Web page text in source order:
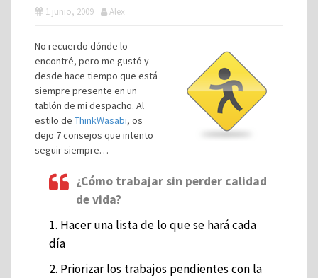
1 junio, 2009 Alex
No recuerdo dónde lo
encontré, pero me gustó y
desde hace tiempo que está
siempre presente en un
tablón de mi despacho. Al
estilo de ThinkWasabi, os
dejo 7 consejos que intento
seguir siempre…
¿Cómo trabajar sin perder calidad
de vida?
1. Hacer una lista de lo que se hará cada
día
2. Priorizar los trabajos pendientes con la